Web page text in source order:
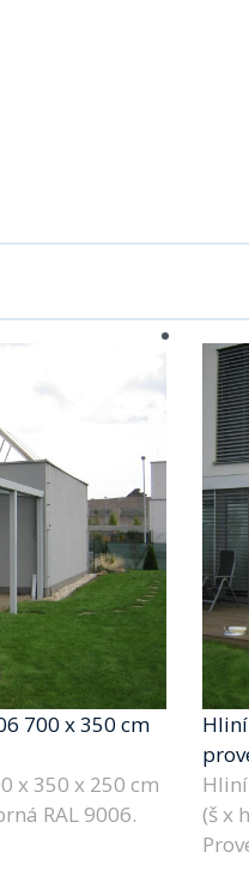
700 x 350 cm
x 350 x 250 cm
RAL 9006.
(š x